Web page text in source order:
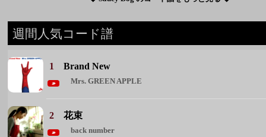
2花束
back number
3君が眩しいから僕は星が見えない
4恋人ごっこ